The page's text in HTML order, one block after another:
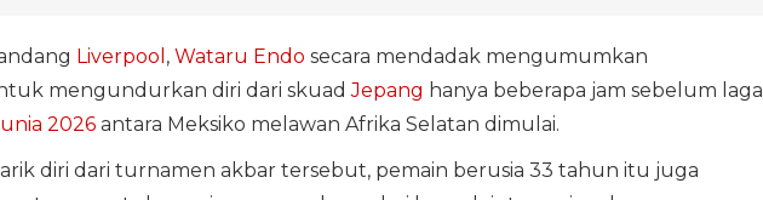
Liverpool , Wataru Endo secara mendadak mengumumkan
mengundurkan diri dari skuadJepang hanya beberapa jam sebelum laga
2026antara Meksiko melawan Afrika Selatan dimulai.
diri dari turnamen akbar tersebut, pemain berusia 33 tahun itu juga